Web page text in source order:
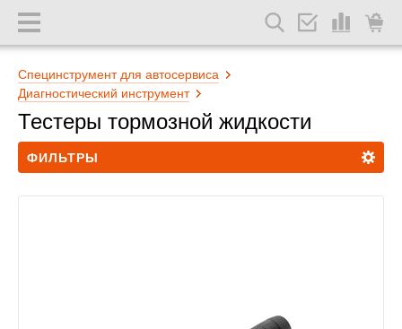
Специнструмент для автосервиса
Диагностический инструмент
Тестеры тормозной жидкости
ФИЛЬТРЫ